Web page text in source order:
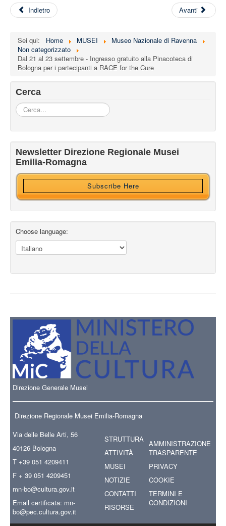
Indietro Avanti
Sei qui: Home MUSEI
Museo Nazionale di Ravenna
Non categorizzato
Dal 21 al 23 settembre - Ingresso gratuito alla Pinacoteca di
Bologna per i partecipanti a RACE for the Cure
Cerca
Cerca...
Newsletter Direzione Regionale Musei
Emilia-Romagna
Subscribe Here
Iscriviti alla nostra newsletter
Ricevi HTML?
Choose language:
Direzione Generale Musei
Direzione Regionale Musei Emilia-Romagna
Via delle Belle Arti, 56
40126 Bologna
T +39 051 4209411
F + 39 051 4209451
mn-bo@cultura.gov.it
Email certificata: mn-
bo@pec.cultura.gov.it
STRUTTURA
ATTIVITÀ
MUSEI
NOTIZIE
CONTATTI
RISORSE
AMMINISTRAZIONE
TRASPARENTE
PRIVACY
COOKIE
TERMINI E
CONDIZIONI